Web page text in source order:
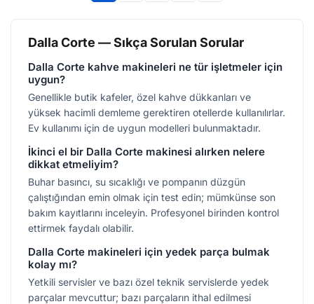
Dalla Corte — Sıkça Sorulan Sorular
Dalla Corte kahve makineleri ne tür işletmeler için
uygun?
Genellikle butik kafeler, özel kahve dükkanları ve
yüksek hacimli demleme gerektiren otellerde kullanılırlar.
Ev kullanımı için de uygun modelleri bulunmaktadır.
İkinci el bir Dalla Corte makinesi alırken nelere
dikkat etmeliyim?
Buhar basıncı, su sıcaklığı ve pompanın düzgün
çalıştığından emin olmak için test edin; mümkünse son
bakım kayıtlarını inceleyin. Profesyonel birinden kontrol
ettirmek faydalı olabilir.
Dalla Corte makineleri için yedek parça bulmak
kolay mı?
Yetkili servisler ve bazı özel teknik servislerde yedek
parçalar mevcuttur; bazı parçaların ithal edilmesi